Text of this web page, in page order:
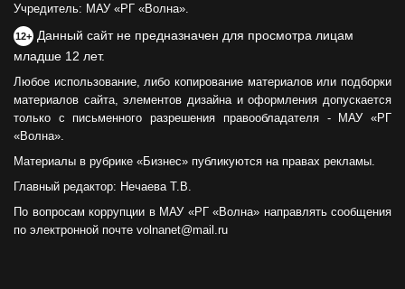
Учредитель: МАУ «РГ «Волна».
12+ Данный сайт не предназначен для просмотра лицам
младше 12 лет.
Любое использование, либо копирование материалов или подборки
материалов сайта, элементов дизайна и оформления допускается
только с письменного разрешения правообладателя - МАУ «РГ
«Волна».
Материалы в рубрике «Бизнес» публикуются на правах рекламы.
Главный редактор: Нечаева Т.В.
По вопросам коррупции в МАУ «РГ «Волна» направлять сообщения
по электронной почте volnanet@mail.ru